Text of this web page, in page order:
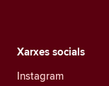
Xarxes socials
Instagram